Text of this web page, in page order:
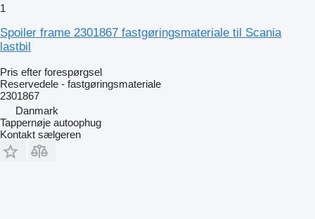
1
Spoiler frame 2301867 fastgøringsmateriale til Scania
lastbil
Pris efter forespørgsel
Reservedele - fastgøringsmateriale
2301867
Danmark
Tappernøje autoophug
Kontakt sælgeren